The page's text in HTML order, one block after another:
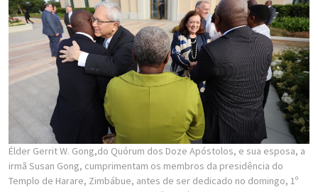
Élder Gerrit W. Gong,do Quórum dos Doze Apóstolos, e sua esposa, a
irmã Susan Gong, cumprimentam os membros da presidência do
Templo de Harare, Zimbábue, antes de ser dedicado no domingo, 1º